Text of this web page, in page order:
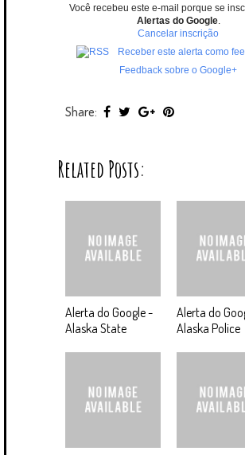
Você recebeu este e-mail porque se
Alertas do Google.
Cancelar inscrição
Receber este alerta como
Feedback sobre o Google+
Share:
Related Posts:
Alerta do Google -
Alaska State
Alerta do
Alaska Police